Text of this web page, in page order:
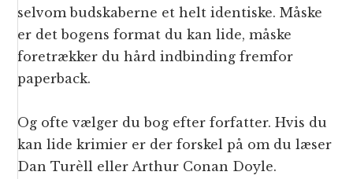
selvom budskaberne et helt identiske. Måske
er det bogens format du kan lide, måske
foretrækker du hård indbinding fremfor
paperback.
Og ofte vælger du bog efter forfatter. Hvis du
kan lide krimier er der forskel på om du læser
Dan Turèll eller Arthur Conan Doyle.